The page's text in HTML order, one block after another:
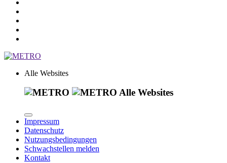
Alle Websites
Alle Websites
Impressum
Datenschutz
Nutzungsbedingungen
Schwachstellen melden
Kontakt